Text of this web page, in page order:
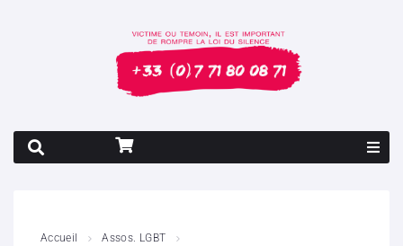
Accueil
Assos. LGBT